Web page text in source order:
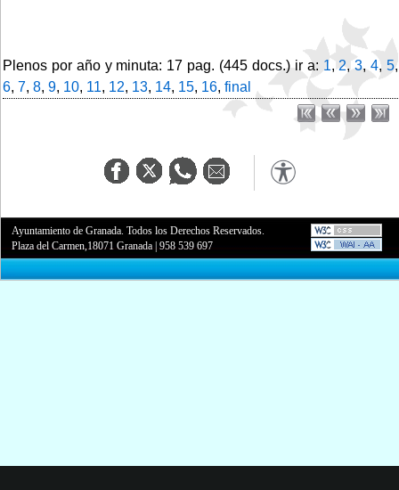
Plenos por año y minuta: 17 pag. (445 docs.) ir a: 1,2,3,4,5,
6, 7, 8, 9, 10, 11, 12, 13, 14, 15, 16, final
Ayuntamiento de Granada. Todos los Derechos Reservados.
Plaza del Carmen,18071 Granada |958 539 697